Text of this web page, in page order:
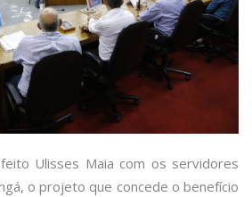
Ulisses Maia com os servidores
o projeto que concede o benefício